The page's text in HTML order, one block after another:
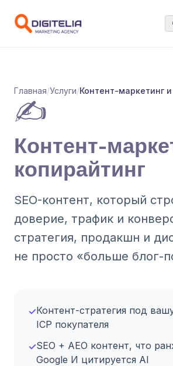
Главная/Услуги/Контент-маркетинг
✍️
Контент-
копирайтинг
SEO-контент, который
доверие, трафик и
стратегия, продакшн и
не просто «больше блог-
✓Контент-стратегия под
ICP покупателя
✓SEO + AEO контент, что
Google И цитируется AI